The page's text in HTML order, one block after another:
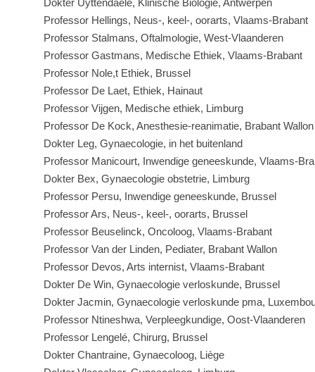
Dokter Uyttendaele, Klinische Biologie, Antwerpen
Professor Hellings, Neus-, keel-, oorarts, Vlaams-Brabant
Professor Stalmans, Oftalmologie, West-Vlaanderen
Professor Gastmans, Medische Ethiek, Vlaams-Brabant
Professor Nole,t Ethiek, Brussel
Professor De Laet, Ethiek, Hainaut
Professor Vijgen, Medische ethiek, Limburg
Professor De Kock, Anesthesie-reanimatie, Brabant Wallon
Dokter Leg, Gynaecologie, in het buitenland
Professor Manicourt, Inwendige geneeskunde, Vlaams-
Dokter Bex, Gynaecologie obstetrie, Limburg
Professor Persu, Inwendige geneeskunde, Brussel
Professor Ars, Neus-, keel-, oorarts, Brussel
Professor Beuselinck, Oncoloog, Vlaams-Brabant
Professor Van der Linden, Pediater, Brabant Wallon
Professor Devos, Arts internist, Vlaams-Brabant
Dokter De Win, Gynaecologie verloskunde, Brussel
Dokter Jacmin, Gynaecologie verloskunde pma,
Professor Ntineshwa, Verpleegkundige, Oost-Vlaanderen
Professor Lengelé, Chirurg, Brussel
Dokter Chantraine, Gynaecoloog, Liège